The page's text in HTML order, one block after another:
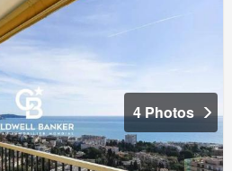
4 Photos